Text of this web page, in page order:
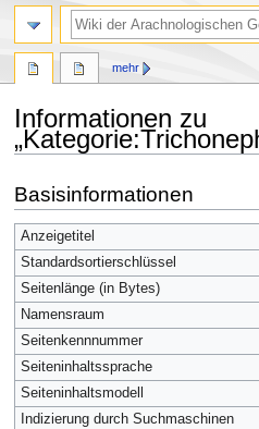
Informationen zu
Navigation
springen
Suche
springen
Basisinformationen
Anzeigetitel
Standardsortierschlüssel
Seitenlänge (in Bytes)
Namensraum
Seitenkennnummer
Seiteninhaltssprache
Seiteninhaltsmodell
Indizierung durch Suchmaschinen
mehr